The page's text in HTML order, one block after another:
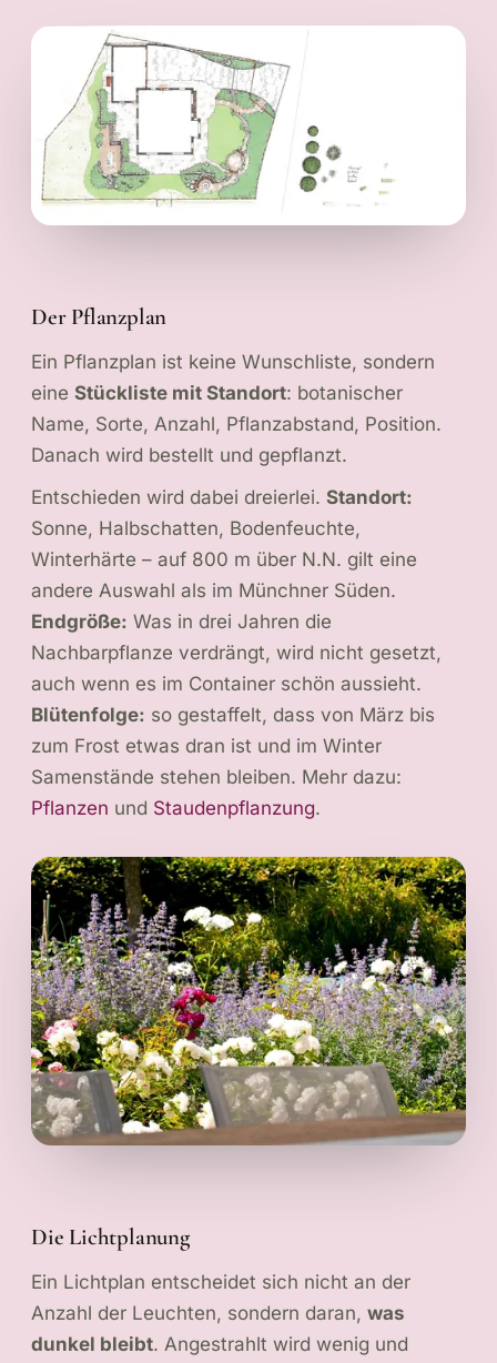
Der Pflanzplan
Ein Pflanzplan ist keine Wunschliste, sondern
eine Stückliste mit Standort: botanischer
Name, Sorte, Anzahl, Pflanzabstand, Position.
Danach wird bestellt und gepflanzt.
Entschieden wird dabei dreierlei. Standort:
Sonne, Halbschatten, Bodenfeuchte,
Winterhärte – auf 800 m über N.N. gilt eine
andere Auswahl als im Münchner Süden.
Endgröße: Was in drei Jahren die
Nachbarpflanze verdrängt, wird nicht gesetzt,
auch wenn es im Container schön aussieht.
Blütenfolge: so gestaffelt, dass von März bis
zum Frost etwas dran ist und im Winter
Samenstände stehen bleiben. Mehr dazu:
Pflanzen und Staudenpflanzung.
Die Lichtplanung
Ein Lichtplan entscheidet sich nicht an der
Anzahl der Leuchten, sondern daran, was
dunkel bleibt. Angestrahlt wird wenig und